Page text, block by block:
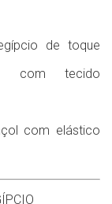
de toque
com tecido
com elástico